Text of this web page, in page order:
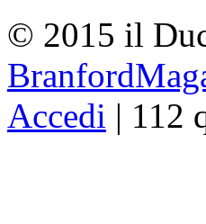
© 2015 il
Accedi | 112